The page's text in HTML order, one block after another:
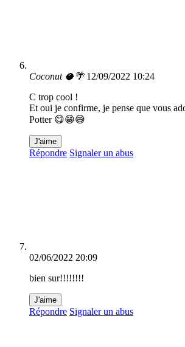
Coconut 🥥🌴 12/09/2022 10:24
C trop cool !
Et oui je confirme, je pense que vous
Potter 😋😁😅
J'aime
Répondre Signaler un abus
02/06/2022 20:09
bien sur!!!!!!!!
J'aime
Répondre Signaler un abus